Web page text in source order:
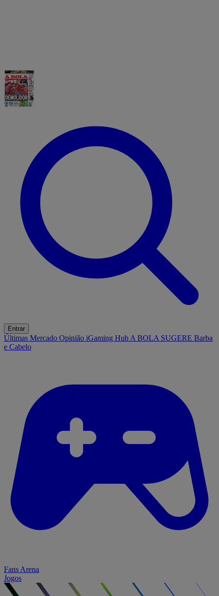
Entrar
Últimas Mercado Opinião iGaming Hub A BOLA SUGERE Barba
e Cabelo
Fans Arena
Jogos